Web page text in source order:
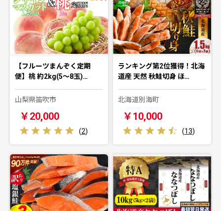
【フルーツまんぞく定期
便】桃 約2kg(5～8玉)…
山梨県笛吹市
￥20,000
(2)
ランキング第2位獲得！北海
道産 天然 秋鮭切身 ほ…
北海道別海町
￥10,000
(13)